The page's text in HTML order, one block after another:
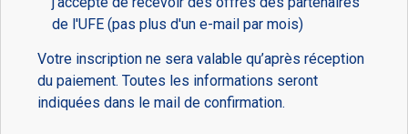
de l'UFE (pas plus d'un e-mail par mois)
Votre inscription ne sera valable qu’après réception
du paiement. Toutes les informations seront
indiquées dans le mail de confirmation.